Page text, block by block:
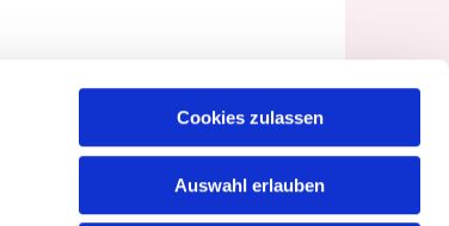
Cookies zulassen
Auswahl erlauben